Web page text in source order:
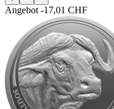
Angebot -17,01 CHF